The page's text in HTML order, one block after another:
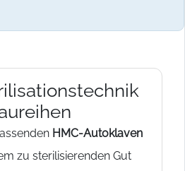
HMC-Autoklaven
zu sterilisierenden Gut